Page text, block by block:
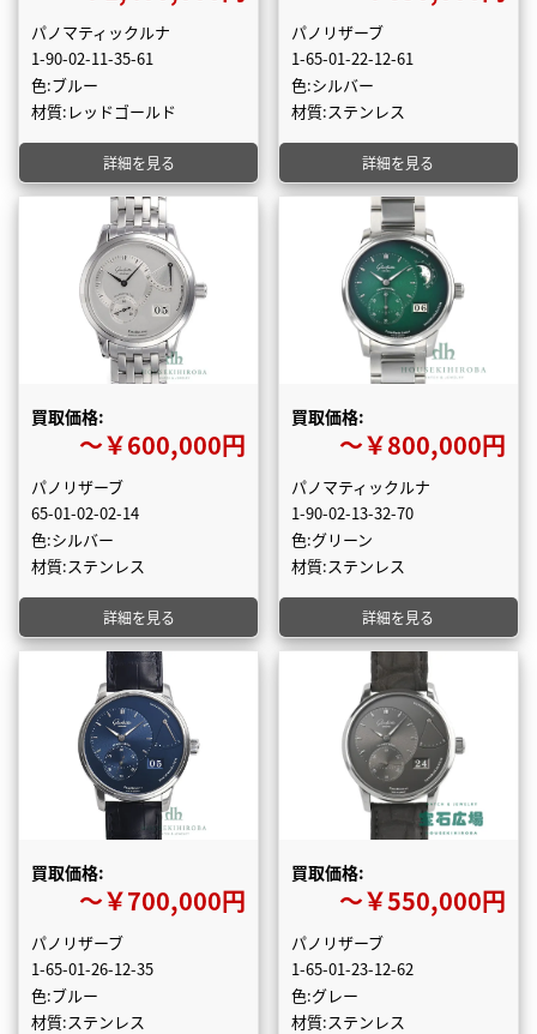
パノマティックルナ
1-90-02-11-35-61
色:ブルー
材質:レッドゴールド
詳細を見る
パノリザーブ
1-65-01-22-12-61
色:シルバー
材質:ステンレス
詳細を見る
買取価格:
〜￥600,000円
パノリザーブ
65-01-02-02-14
色:シルバー
材質:ステンレス
詳細を見る
買取価格:
〜￥800,000円
パノマティックルナ
1-90-02-13-32-70
色:グリーン
材質:ステンレス
詳細を見る
買取価格:
〜￥700,000円
パノリザーブ
1-65-01-26-12-35
色:ブルー
材質:ステンレス
買取価格:
〜￥550,000円
パノリザーブ
1-65-01-23-12-62
色:グレー
材質:ステンレス